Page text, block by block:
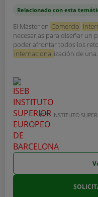
Relacionado con esta
El Máster en Comercio
necesarias para diseñar un
poder afrontar todos los
internacional ización de
ISEB INSTITUTO